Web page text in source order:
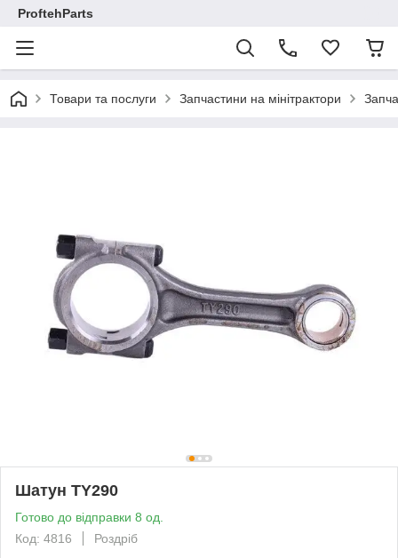
ProftehParts
Товари та послуги Запчастини на мінітрактори
Шатун TY290
Готово до відправки 8 од.
Код: 4816
Роздріб